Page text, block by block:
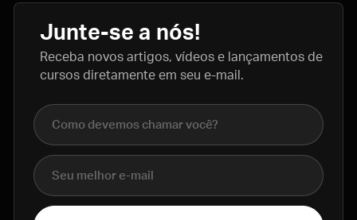
Junte-se a nós!
Receba novos artigos, vídeos e lançamentos de
cursos diretamente em seu e-mail.
Nome completo
E-mail